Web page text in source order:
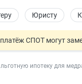
Юристу
СПОТ могут
формы сертификата
ипотеку для